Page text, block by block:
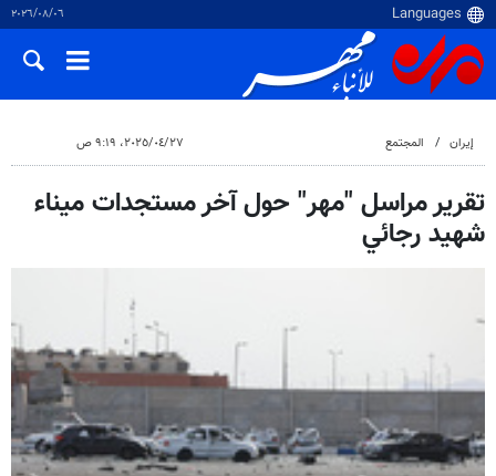
٠٦‏/٠٨‏/٢٠٢٦
إيران المجتمع ٢٧‏/٠٤‏/٢٠٢٥، ٩:١٩ ص
تقرير مراسل "مهر" حول آخر مستجدات ميناء
شهيد رجائي